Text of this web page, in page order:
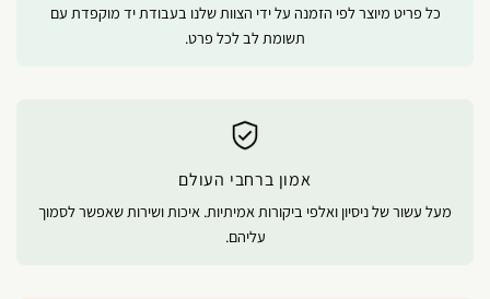
כל פריט מיוצר לפי הזמנה על ידי הצוות שלנו בעבודת יד מוקפדת עם
תשומת לב לכל פרט.
אמון ברחבי העולם
מעל עשור של ניסיון ואלפי ביקורות אמיתיות. איכות ושירות שאפשר לסמוך
עליהם.